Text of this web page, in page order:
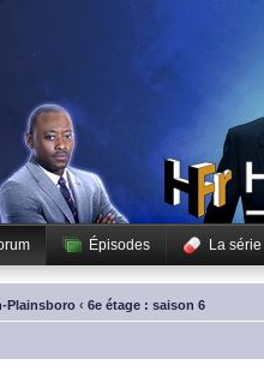
Épisodes La série
Plainsboro ‹ 6e étage : saison 6